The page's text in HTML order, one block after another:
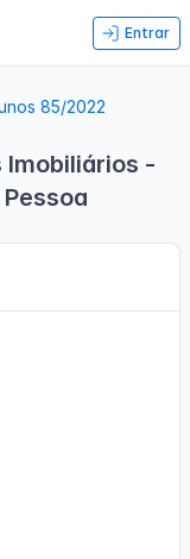
Entrar
85/2022
Imobiliários -